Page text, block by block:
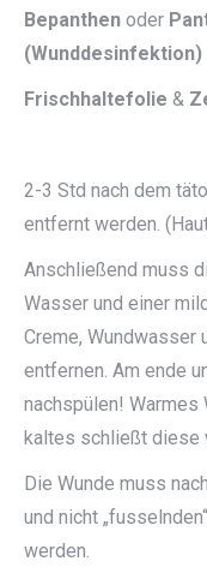
Bepanthen oder
(Wunddesinfektion)
Frischhaltefolie &
2-3 Std nach dem
entfernt werden.
Anschließend muss
Wasser und einer
Creme, Wundwasser
entfernen. Am ende
nachspülen!
kaltes schließt diese
Die Wunde muss
und nicht
werden.